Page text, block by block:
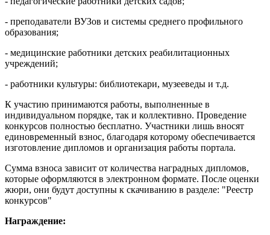
- преподаватели ВУЗов и системы среднего профильного
образования;
- медицинские работники детских реабилитационных
учреждений;
- работники культуры: библиотекари, музееведы и т.д.
К участию принимаются работы, выполненные в
индивидуальном порядке, так и коллективно. Проведение
конкурсов полностью бесплатно. Участники лишь вносят
единовременный взнос, благодаря которому обеспечивается
изготовление дипломов и организация работы портала.
Сумма взноса зависит от количества наградных дипломов,
которые оформляются в электронном формате. После оценки
жюри, они будут доступны к скачиванию в разделе: "Реестр
конкурсов"
Награждение: